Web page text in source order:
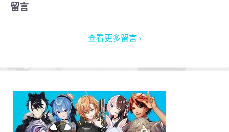
留言
查看更多留言 ›